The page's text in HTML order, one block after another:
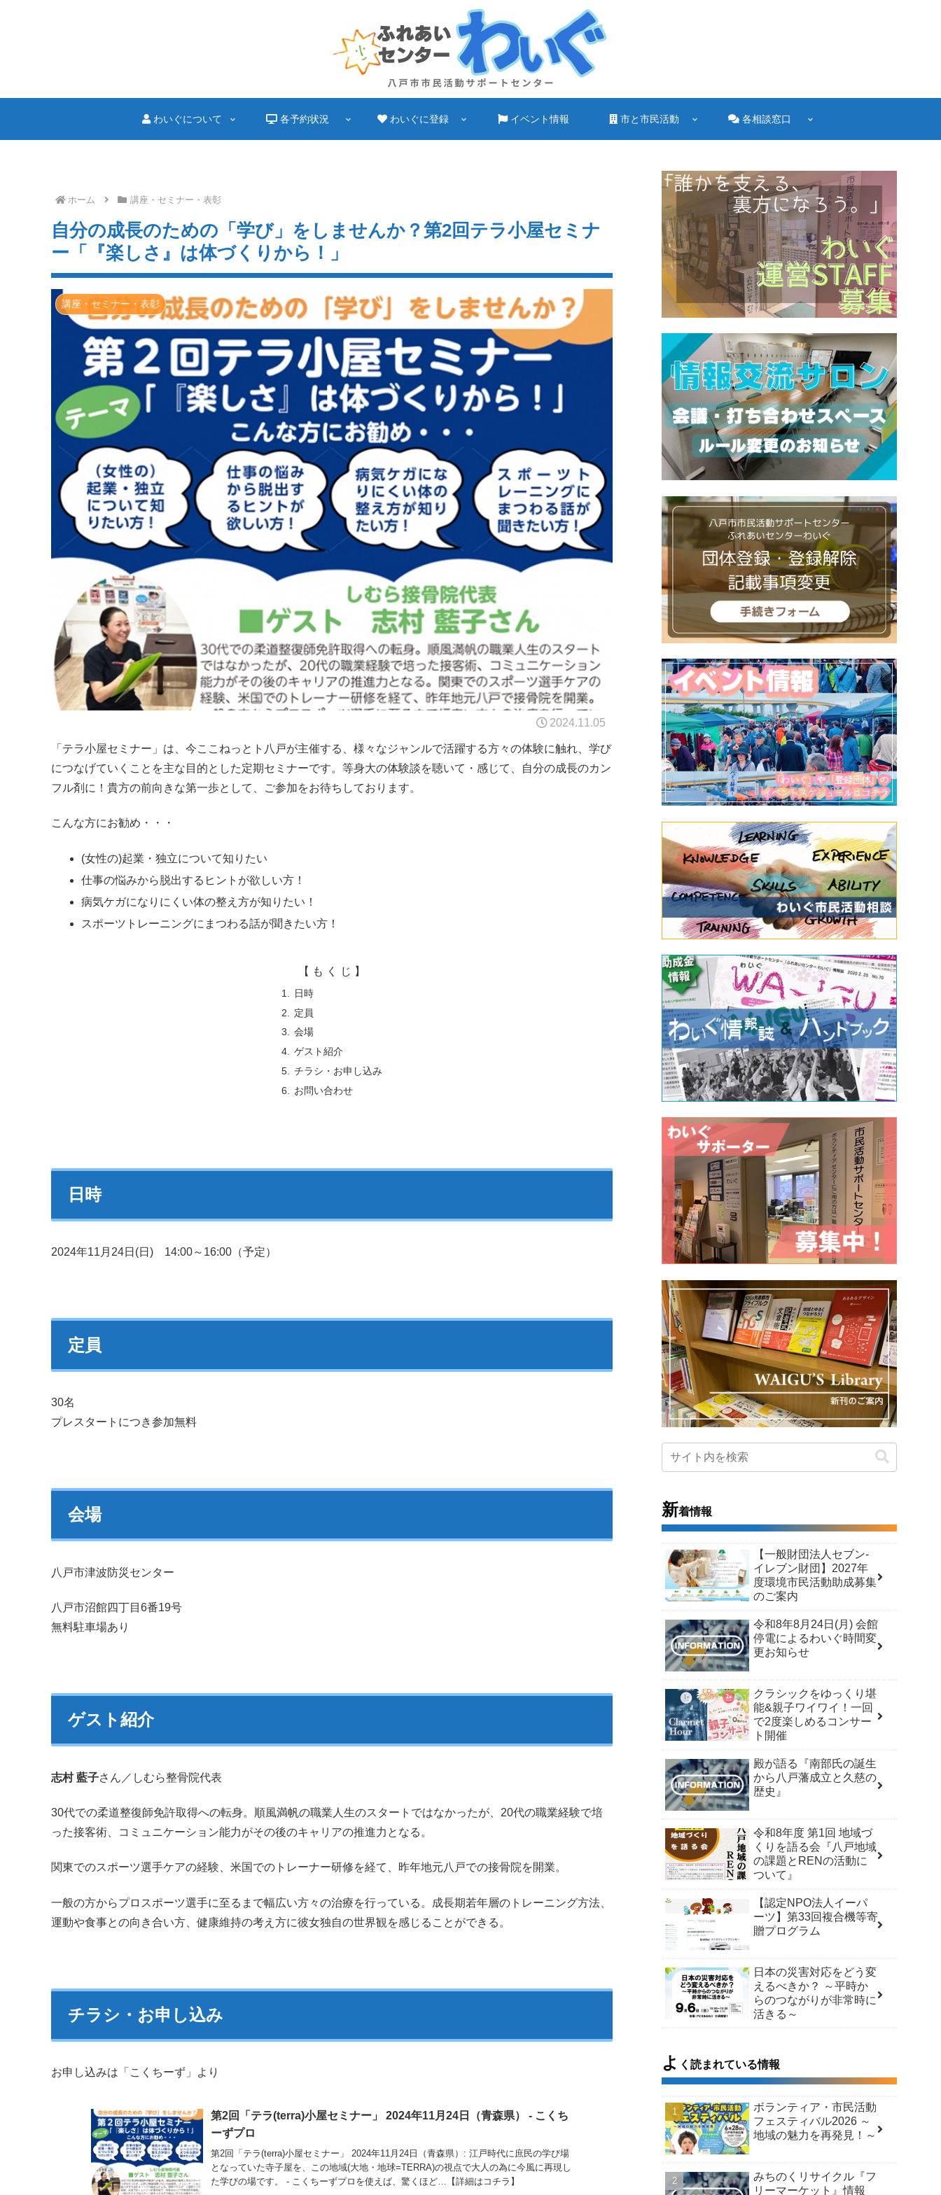
わいぐについて 各予約状況 わいぐに登録 イベント情報 市と市民活動 各相談窓口
ホーム 講座・セミナー・表彰
自分の成長のための「学び」をしませんか？第2回テラ小屋セミナ
ー「『楽しさ』は体づくりから！」
講座・セミナー・表彰
2024.11.05
「テラ小屋セミナー」は、今ここねっとト八戸が主催する、様々なジャンルで活躍する方々の体験に触れ、学び
につなげていくことを主な目的とした定期セミナーです。等身大の体験談を聴いて・感じて、自分の成長のカン
フル剤に！貴方の前向きな第一歩として、ご参加をお待ちしております。
こんな方にお勧め・・・
(女性の)起業・独立について知りたい
仕事の悩みから脱出するヒントが欲しい方！
病気ケガになりにくい体の整え方が知りたい！
スポーツトレーニングにまつわる話が聞きたい方！
【 も く じ 】
日時
定員
会場
ゲスト紹介
チラシ・お申し込み
お問い合わせ
日時
2024年11月24日(日) 14:00～16:00（予定）
定員
30名
プレスタートにつき参加無料
会場
八戸市津波防災センター
八戸市沼館四丁目6番19号
無料駐車場あり
ゲスト紹介
志村 藍子さん／しむら整骨院代表
30代での柔道整復師免許取得への転身。順風満帆の職業人生のスタートではなかったが、20代の職業経験で培
った接客術、コミュニケーション能力がその後のキャリアの推進力となる。
関東でのスポーツ選手ケアの経験、米国でのトレーナー研修を経て、昨年地元八戸での接骨院を開業。
一般の方からプロスポーツ選手に至るまで幅広い方々の治療を行っている。成長期若年層のトレーニング方法、
運動や食事との向き合い方、健康維持の考え方に彼女独自の世界観を感じることができる。
チラシ・お申し込み
お申し込みは「こくちーず」より
第2回「テラ(terra)小屋セミナー」 2024年11月24日（青森県） - こくち
ーずプロ
第2回「テラ(terra)小屋セミナー」 2024年11月24日（青森県）: 江戸時代に庶民の学び場
となっていた寺子屋を、この地域(大地・地球=TERRA)の視点で大人の為に今風に再現し
た学びの場です。 - こくちーずプロを使えば、驚くほど…【詳細はコチラ】
新着情報
【一般財団法人セブン-
イレブン財団】2027年
度環境市民活動助成募集
のご案内
令和8年8月24日(月) 会館
停電によるわいぐ時間変
更お知らせ
クラシックをゆっくり堪
能&親子ワイワイ！一回
で2度楽しめるコンサー
ト開催
殿が語る『南部氏の誕生
から八戸藩成立と久慈の
歴史』
令和8年度 第1回 地域づ
くりを語る会『八戸地域
の課題とRENの活動に
ついて』
【認定NPO法人イーパ
ーツ】第33回複合機等寄
贈プログラム
日本の災害対応をどう変
えるべきか？ ～平時か
らのつながりが非常時に
活きる～
よ く読まれている情報
ボランティア・市民活動
フェスティバル2026 ～
地域の魅力を再発見！～
みちのくリサイクル『フ
リーマーケット』情報